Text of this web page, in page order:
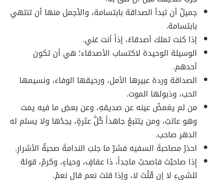
جميلٌ أن تبدأ الصداقة بابتسامة، والأجمل منها أن تنتهي
بابتسامة.
إذا كنت تملك أصدقاءً، إذاً أنت غني.
الوسيلة الوحيدة لاكتساب الأصدقاء؛ هي أن تكون
أحدهم.
الصداقة وردة عبيرها الأمل، ورحيقها الوفاء، ونسيمها
الحب، وذبولها الموت.
من لم يغمضْ عينه عن صديقهِ، وعن بعضِ ما فيه يمت
وهو عاتبُ، ومن يتتبعْ جاهداً كُلَّ عثرةٍ، يجدْها ولا يسلم له
الدهر صاحب.
احذرْ مصاحبةَ السفيه فشرّ ما جلبَ الندامةَ صحبةُ الأشرارِ.
إِذا صاحبْتَ فاصحبْ ماجداً، ذا عفافٍ، وحياءٍ، وكرمْ، قولهُ
للشيءِ لا إِن قُلْتَ لا، وإِذا قلتَ نعم قال نعمْ.